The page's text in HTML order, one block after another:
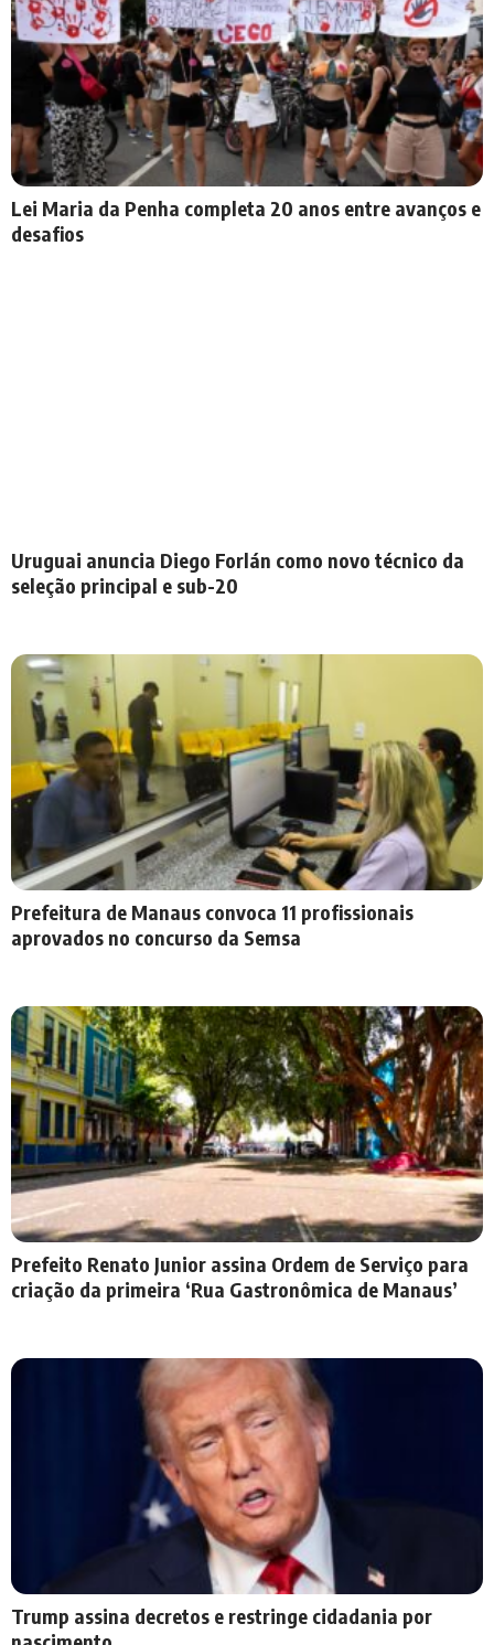
Lei Maria da Penha completa 20 anos entre avanços e
desafios
Uruguai anuncia Diego Forlán como novo técnico da
seleção principal e sub-20
Prefeitura de Manaus convoca 11 profissionais
aprovados no concurso da Semsa
Prefeito Renato Junior assina Ordem de Serviço para
criação da primeira ‘Rua Gastronômica de Manaus’
Trump assina decretos e restringe cidadania por